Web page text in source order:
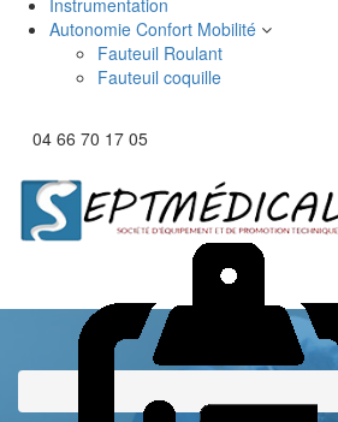
Instrumentation
Autonomie Confort Mobilité
Fauteuil Roulant
Fauteuil coquille
04 66 70 17 05